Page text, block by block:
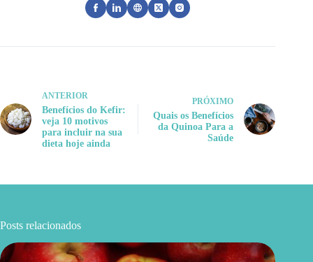
ANTERIOR
Benefícios do Kefir:
veja 10 motivos
para incluir na sua
dieta hoje ainda
PRÓXIMO
Quais os Benefícios
da Quinoa Para a
Saúde
Posts relacionados